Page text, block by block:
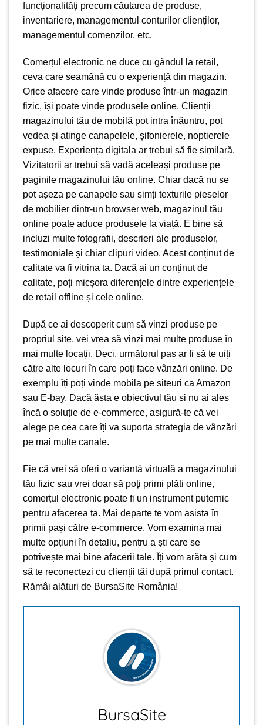
funcționalități precum căutarea de produse,
inventariere, managementul conturilor clienților,
managementul comenzilor, etc.
Comerțul electronic ne duce cu gândul la retail,
ceva care seamănă cu o experiență din magazin.
Orice afacere care vinde produse într-un magazin
fizic, își poate vinde produsele online. Clienții
magazinului tău de mobilă pot intra înăuntru, pot
vedea și atinge canapelele, șifonierele, noptierele
expuse. Experiența digitala ar trebui să fie similară.
Vizitatorii ar trebui să vadă aceleași produse pe
paginile magazinului tău online. Chiar dacă nu se
pot așeza pe canapele sau simți texturile pieselor
de mobilier dintr-un browser web, magazinul tău
online poate aduce produsele la viață. E bine să
incluzi multe fotografii, descrieri ale produselor,
testimoniale și chiar clipuri video. Acest conținut de
calitate va fi vitrina ta. Dacă ai un conținut de
calitate, poți micșora diferențele dintre experiențele
de retail offline și cele online.
După ce ai descoperit cum să vinzi produse pe
propriul site, vei vrea să vinzi mai multe produse în
mai multe locații. Deci, următorul pas ar fi să te uiți
către alte locuri în care poți face vânzări online. De
exemplu îți poți vinde mobila pe siteuri ca Amazon
sau E-bay. Dacă ăsta e obiectivul tău si nu ai ales
încă o soluție de e-commerce, asigură-te că vei
alege pe cea care îți va suporta strategia de vânzări
pe mai multe canale.
Fie că vrei să oferi o variantă virtuală a magazinului
tău fizic sau vrei doar să poți primi plăti online,
comerțul electronic poate fi un instrument puternic
pentru afacerea ta. Mai departe te vom asista în
primii pași către e-commerce. Vom examina mai
multe opțiuni în detaliu, pentru a ști care se
potrivește mai bine afacerii tale. Îți vom arăta și cum
să te reconectezi cu clienții tăi după primul contact.
Rămâi alături de BursaSite România!
BursaSite